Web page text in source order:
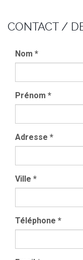
CONTACT /
Nom *
Prénom *
Adresse *
Ville *
Téléphone *